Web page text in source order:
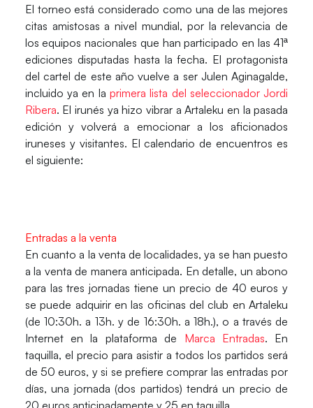
El torneo está considerado como una de las mejores
citas amistosas a nivel mundial, por la relevancia de
los equipos nacionales que han participado en las 41ª
ediciones disputadas hasta la fecha. El protagonista
del cartel de este año vuelve a ser Julen Aginagalde,
incluido ya en la primera lista del seleccionador Jordi
Ribera. El irunés ya hizo vibrar a Artaleku en la pasada
edición y volverá a emocionar a los aficionados
iruneses y visitantes. El calendario de encuentros es
el siguiente:
Entradas a la venta
En cuanto a la venta de localidades, ya se han puesto
a la venta de manera anticipada. En detalle, un abono
para las tres jornadas tiene un precio de 40 euros y
se puede adquirir en las oficinas del club en Artaleku
(de 10:30h. a 13h. y de 16:30h. a 18h.), o a través de
Internet en la plataforma de Marca Entradas. En
taquilla, el precio para asistir a todos los partidos será
de 50 euros, y si se prefiere comprar las entradas por
días, una jornada (dos partidos) tendrá un precio de
20 euros anticipadamente y 25 en taquilla.